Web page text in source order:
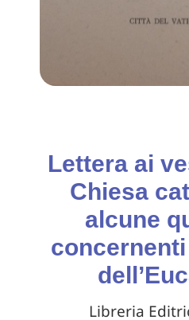
Lettera ai
Chiesa
alcune
Libreria